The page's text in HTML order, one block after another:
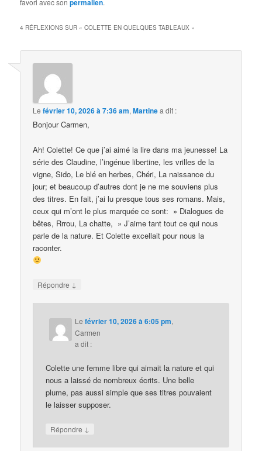
favori avec sonpermalien.
4 RÉFLEXIONS SUR «COLETTE EN QUELQUES TABLEAUX »
Lefévrier 10, 2026 à 7:36 am,Martinea dit :
Bonjour Carmen,
Ah! Colette! Ce que j’ai aimé la lire dans ma jeunesse! La
série des Claudine, l’ingénue libertine, les vrilles de la
vigne, Sido, Le blé en herbes, Chéri, La naissance du
jour; et beaucoup d’autres dont je ne me souviens plus
des titres. En fait, j’ai lu presque tous ses romans. Mais,
ceux qui m’ont le plus marquée ce sont: » Dialogues de
bêtes, Rrrou, La chatte, » J’aime tant tout ce qui nous
parle de la nature. Et Colette excellait pour nous la
raconter.
Répondre ↓
Lefévrier 10, 2026 à 6:05 pm,
Carmen
a dit :
Colette une femme libre qui aimait la nature et qui
nous a laissé de nombreux écrits. Une belle
plume, pas aussi simple que ses titres pouvaient
le laisser supposer.
Répondre ↓